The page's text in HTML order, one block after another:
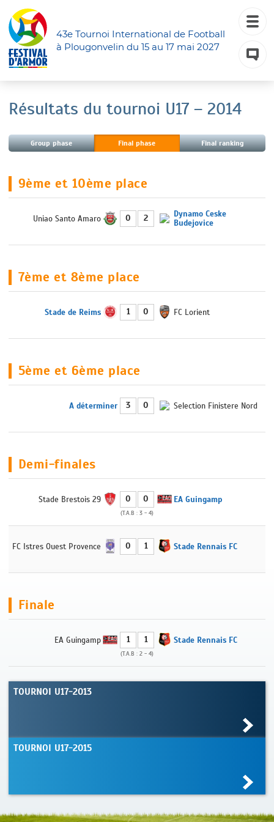
43e Tournoi International de Football
à Plougonvelin du 15 au 17 mai 2027
Résultats du tournoi U17 – 2014
Group phase Final phase Final ranking
9ème et 10ème place
Uniao Santo Amaro 0 2
Dynamo Ceske
Budejovice
7ème et 8ème place
Stade de Reims 1 0 FC Lorient
5ème et 6ème place
A déterminer 3 0 Selection Finistere Nord
Demi-finales
Stade Brestois 29 0 0
(T.A.B : 3 - 4)
EA Guingamp
FC Istres Ouest Provence 0 1 Stade Rennais FC
Finale
EA Guingamp 1 1
(T.A.B : 2 - 4)
Stade Rennais FC
TOURNOI U17-2013
TOURNOI U17-2015